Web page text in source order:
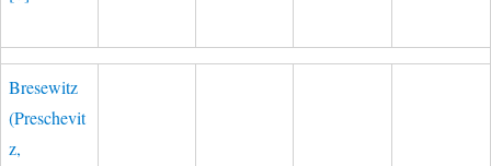
Bresewitz
(Preschevit
z,